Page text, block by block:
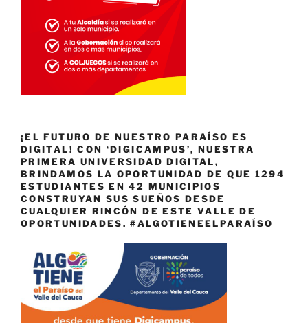
¡EL FUTURO DE NUESTRO PARAÍSO ES
DIGITAL! CON ‘DIGICAMPUS’, NUESTRA
PRIMERA UNIVERSIDAD DIGITAL,
BRINDAMOS LA OPORTUNIDAD DE QUE 1294
ESTUDIANTES EN 42 MUNICIPIOS
CONSTRUYAN SUS SUEÑOS DESDE
CUALQUIER RINCÓN DE ESTE VALLE DE
OPORTUNIDADES. #ALGOTIENEELPARAÍSO